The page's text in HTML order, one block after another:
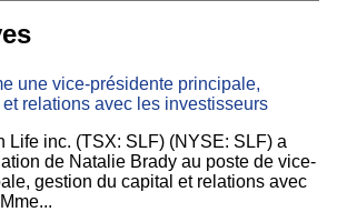
une vice-présidente principale,
relations avec les investisseurs
Life inc. (TSX: SLF) (NYSE: SLF) a
de Natalie Brady au poste de vice-
gestion du capital et relations avec